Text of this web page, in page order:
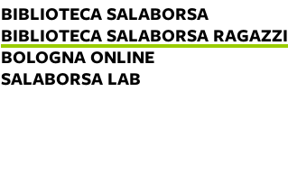
BIBLIOTECA SALABORSA
BIBLIOTECA SALABORSA RAGAZZI
BOLOGNA ONLINE
SALABORSA LAB